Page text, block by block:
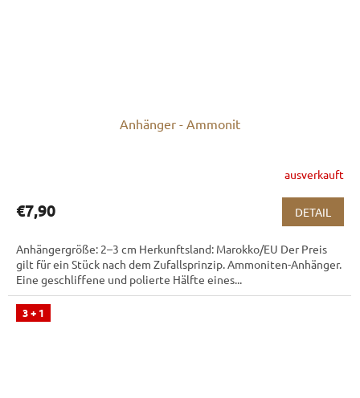
Anhänger - Ammonit
ausverkauft
€7,90 DETAIL
Anhängergröße: 2–3 cm Herkunftsland: Marokko/EU Der Preis
gilt für ein Stück nach dem Zufallsprinzip. Ammoniten-Anhänger.
Eine geschliffene und polierte Hälfte eines...
3 + 1